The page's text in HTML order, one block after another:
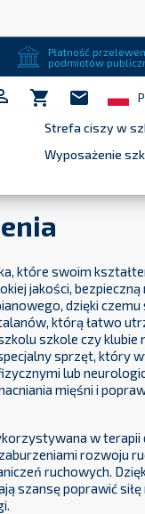
Płatność
podmiotów
shopping_cart mail
Strefa ciszy w
Wyposażenie
które swoim
jakości,
dzięki czemu
którą łatwo
szkole czy klubie
sprzęt, który
lub
mięśni i
w
rozwoju
ruchowych.
szansę poprawić siłę